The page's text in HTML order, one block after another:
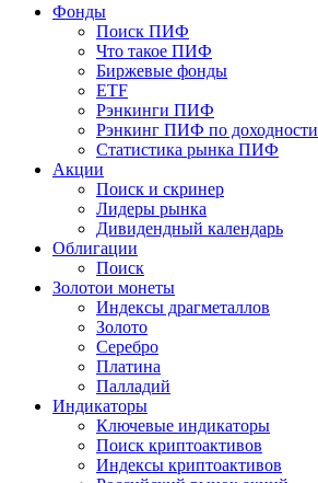
Фонды
Поиск ПИФ
Что такое ПИФ
Биржевые фонды
ETF
Рэнкинги ПИФ
Рэнкинг ПИФ по доходности
Статистика рынка ПИФ
Акции
Поиск и скринер
Лидеры рынка
Дивидендный календарь
Облигации
Поиск
Золотои монеты
Индексы драгметаллов
Золото
Серебро
Платина
Палладий
Индикаторы
Ключевые индикаторы
Поиск криптоактивов
Индексы криптоактивов